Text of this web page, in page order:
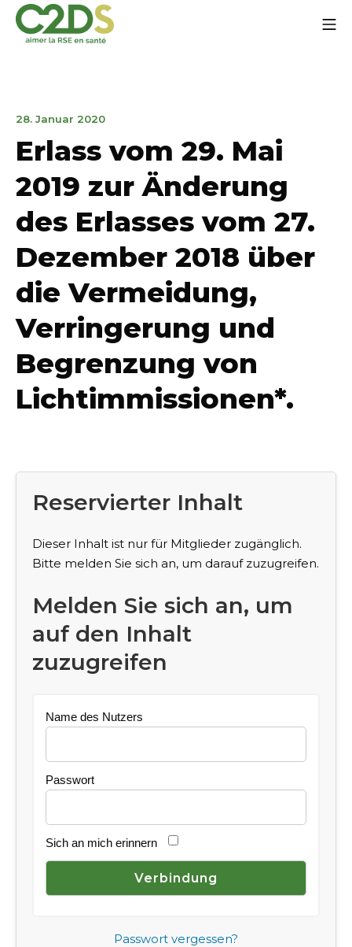
Zum
Inhalt
springen
28. Januar 202024.
2023
Erlass vom 29. Mai
2019 zur Änderung
des Erlasses vom 27.
Dezember 2018 über
die Vermeidung,
Verringerung und
Begrenzung von
Lichtimmissionen*.
Reservierter Inhalt
Dieser Inhalt ist nur für Mitglieder zugänglich.
Bitte melden Sie sich an, um darauf zuzugreifen.
Melden Sie sich an, um
auf den Inhalt
zuzugreifen
Name des Nutzers
Passwort
Sich an mich erinnern
Passwort vergessen?